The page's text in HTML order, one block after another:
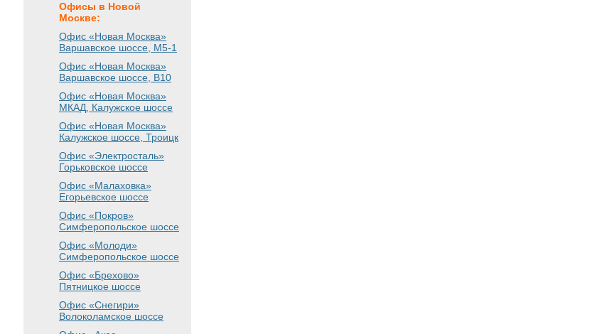
Офисы в Новой
Москве:
Офис «Новая Москва»
Варшавское шоссе , М5-1
Офис «Новая Москва»
Варшавское шоссе , B10
Офис «Новая Москва»
МКАД, Калужское шоссе
Офис «Новая Москва»
Калужское шоссе, Троицк
Офис «Электросталь»
Горьковское шоссе
Офис «Малаховка»
Егорьевское шоссе
Офис «Покров»
Симферопольское шоссе
Офис «Молоди»
Симферопольское шоссе
Офис «Брехово»
Пятницкое шоссе
Офис «Снегири»
Волоколамское шоссе